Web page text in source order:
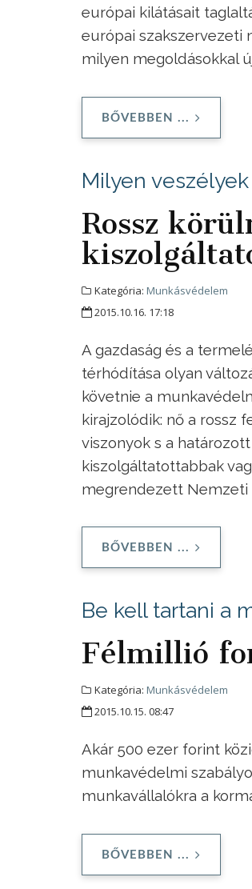
európai kilátásait
európai szakszervezeti
milyen megoldásokkal
BŐVEBBEN ...
Milyen
Rossz
Kategória: Munkásvédelem
2015.10.16. 17:18
A gazdaság és a
térhódítása olyan
követnie a
kirajzolódik: nő a rossz
viszonyok s a
kiszolgáltatottabbak
megrendezett Nemzeti
BŐVEBBEN ...
Be kell tartani a
Félmillió
Kategória: Munkásvédelem
2015.10.15. 08:47
Akár 500 ezer forint
munkavédelmi
munkavállalókra a
BŐVEBBEN ...